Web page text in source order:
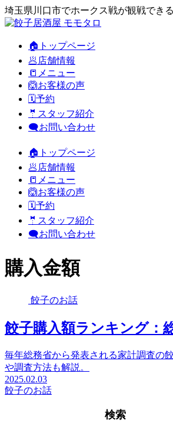
埼玉県川口市でホークス戦が観戦でき
🏠トップページ
🥟店舗情報
📒メニュー
🙆お客様の声
🗓️予約
🤵スタッフ紹介
🗨️お問い合わせ
🏠トップページ
🥟店舗情報
📒メニュー
🙆お客様の声
🗓️予約
🤵スタッフ紹介
🗨️お問い合わせ
購入金額
餃子のお話
餃子購入額ランキング：
毎年総務省から発表される家計調査の
や調査方法も解説。
2025.02.03
餃子のお話
検索